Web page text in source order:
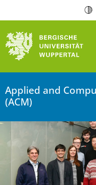
Applied and
(ACM)
Bergische